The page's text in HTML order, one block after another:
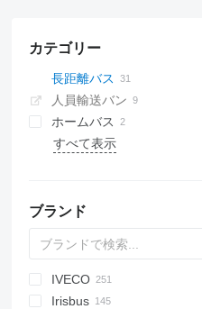
カテゴリー
長距離バス
人員輸送バン
ホームバス
すべて表示
ブランド
A-09216
A10
H7
Probus
Aura
Futura
Ducato
Liesse
Melpha
IVECO
Crossway
Irisbus